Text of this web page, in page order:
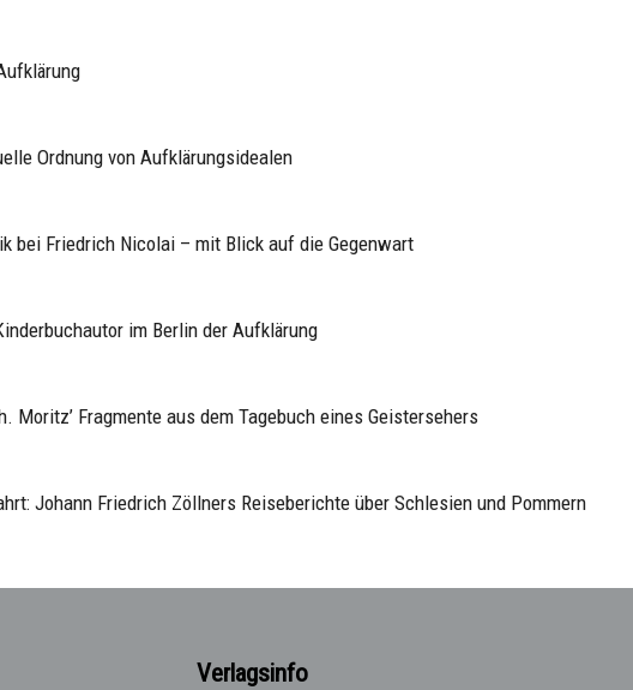
Ordnung von Aufklärungsidealen
bei Friedrich Nicolai – mit Blick auf die Gegenwart
im Berlin der Aufklärung
Moritz’ Fragmente aus dem Tagebuch eines Geistersehers
Johann Friedrich Zöllners Reiseberichte über Schlesien und Pommern
Verlagsinfo